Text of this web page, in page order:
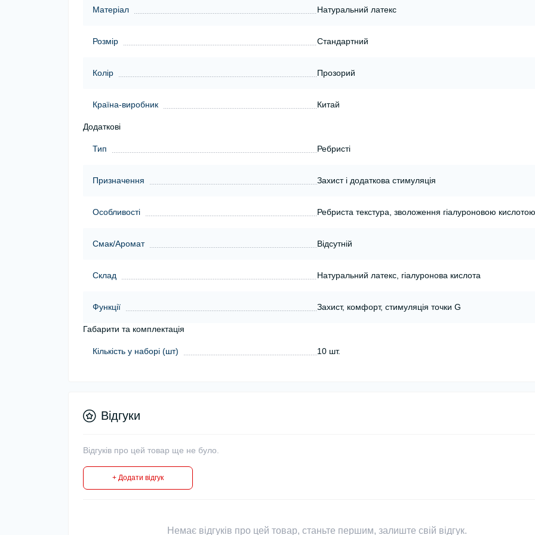
Матеріал Натуральний латекс
Розмір Стандартний
Колір Прозорий
Країна-виробник Китай
Додаткові
Тип Ребристі
Призначення Захист і додаткова стимуляція
Особливості Ребриста текстура, зволоження гіалуроновою кислотою
Смак/Аромат Відсутній
Склад Натуральний латекс, гіалуронова кислота
Функції Захист, комфорт, стимуляція точки G
Габарити та комплектація
Кількість у наборі (шт) 10 шт.
Відгуки
Відгуків про цей товар ще не було.
+ Додати відгук
Немає відгуків про цей товар, станьте першим, залиште свій відгук.